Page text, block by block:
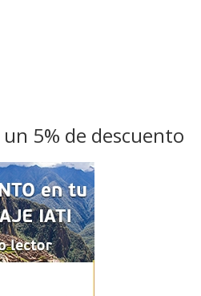
5% de descuento